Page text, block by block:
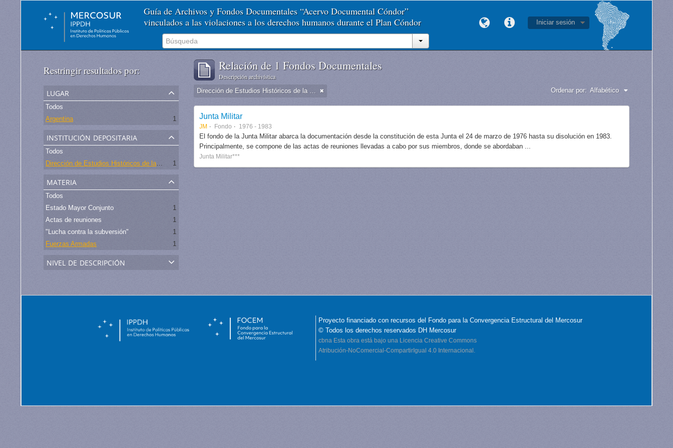
Guía de Archivos y Fondos Documentales “Acervo Documental Cóndor”
vinculados a las violaciones a los derechos humanos durante el Plan Cóndor
Iniciar sesión
Restringir resultados por:
lugar
Todos
Argentina
1
institución depositaria
Todos
Dirección de Estudios Históricos de la Fuerza Aérea
1
materia
Todos
Estado Mayor Conjunto
1
Actas de reuniones
1
"Lucha contra la subversión"
1
Fuerzas Armadas
1
nivel de descripción
Relación de 1 Fondos Documentales
Descripción archivística
Dirección de Estudios Históricos de la Fuerza Aérea Ordenar por: Alfabético
Junta Militar
JM Fondo 1976 - 1983
El fondo de la Junta Militar abarca la documentación desde la constitución de esta Junta el 24 de marzo de 1976 hasta su disolución en 1983.
Principalmente, se compone de las actas de reuniones llevadas a cabo por sus miembros, donde se abordaban ...
Junta Militar***
Proyecto financiado con recursos del Fondo para la Convergencia Estructural del Mercosur
© Todos los derechos reservados DH Mercosur
cbna Esta obra está bajo una Licencia Creative Commons
Atribución-NoComercial-CompartirIgual 4.0 Internacional.